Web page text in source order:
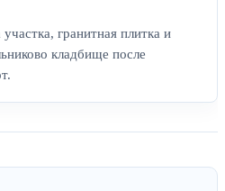
гранитная плитка и
кладбище после